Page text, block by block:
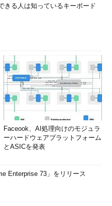
きる人は知っているキーボード
Faceook、AI処理向けのモジュラ
ーハードウェアプラットフォーム
とASICを発表
Enterprise 73」をリリース